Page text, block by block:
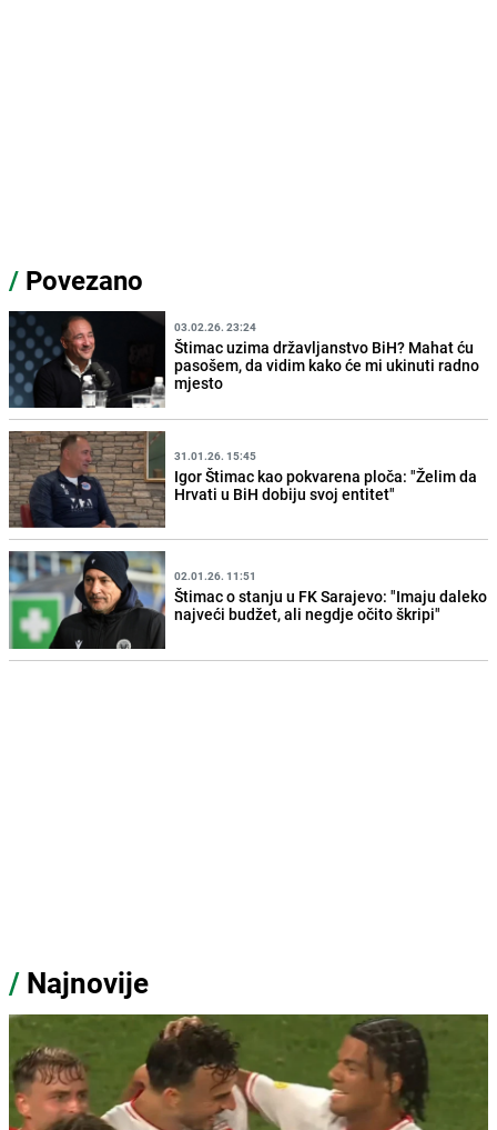
/ Povezano
03.02.26. 23:24
Štimac uzima državljanstvo BiH? Mahat ću
pasošem, da vidim kako će mi ukinuti radno
mjesto
31.01.26. 15:45
Igor Štimac kao pokvarena ploča: "Želim da
Hrvati u BiH dobiju svoj entitet"
02.01.26. 11:51
Štimac o stanju u FK Sarajevo: "Imaju daleko
najveći budžet, ali negdje očito škripi"
/ Najnovije